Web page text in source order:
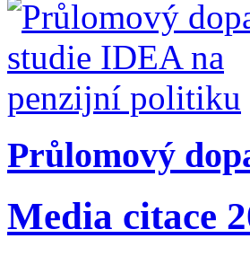
Průlomový
Media citace